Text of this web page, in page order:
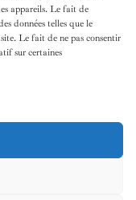
appareils. Le fait de
données telles que le
Le fait de ne pas consentir
sur certaines